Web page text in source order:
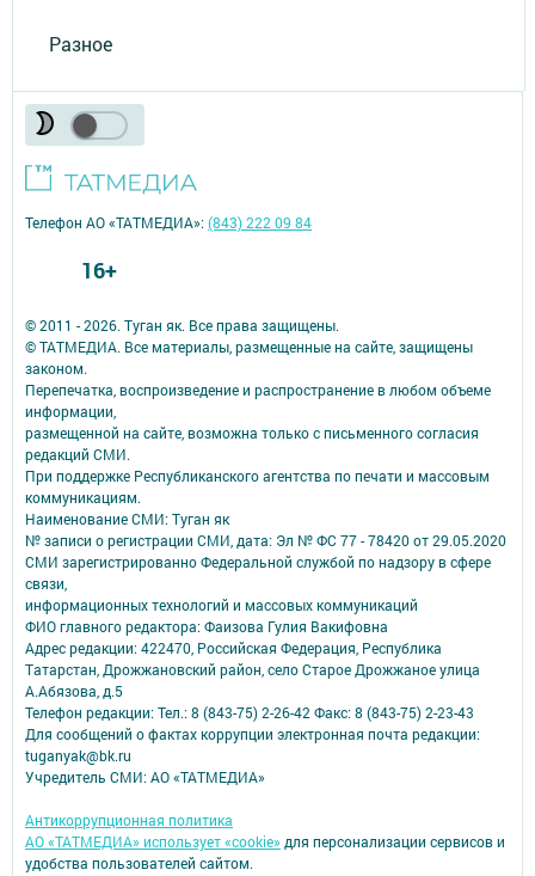
Разное
© 2011 - 2026. Туган як. Все права защищены.
© ТАТМЕДИА. Все материалы, размещенные на сайте, защищены
законом.
Перепечатка, воспроизведение и распространение в любом объеме
информации,
размещенной на сайте, возможна только с письменного согласия
редакций СМИ.
При поддержке Республиканского агентства по печати и массовым
коммуникациям.
Наименование СМИ: Туган як
№ записи о регистрации СМИ, дата: Эл № ФС 77 - 78420 от 29.05.2020
СМИ зарегистрированно Федеральной службой по надзору в сфере
связи,
информационных технологий и массовых коммуникаций
ФИО главного редактора: Фаизова Гулия Вакифовна
Адрес редакции: 422470, Российская Федерация, Республика
Татарстан, Дрожжановский район, село Старое Дрожжаное улица
А.Абязова, д.5
Телефон редакции: Тел.: 8 (843-75) 2-26-42 Факс: 8 (843-75) 2-23-43
Для сообщений о фактах коррупции электронная почта редакции:
tuganyak@bk.ru
Учредитель СМИ: АО «ТАТМЕДИА»
Антикоррупционная политика
АО «ТАТМЕДИА» использует «cookie»для персонализации сервисов и
удобства пользователей сайтом.
Телефон АО «ТАТМЕДИА»:(843) 222 09 84
16+